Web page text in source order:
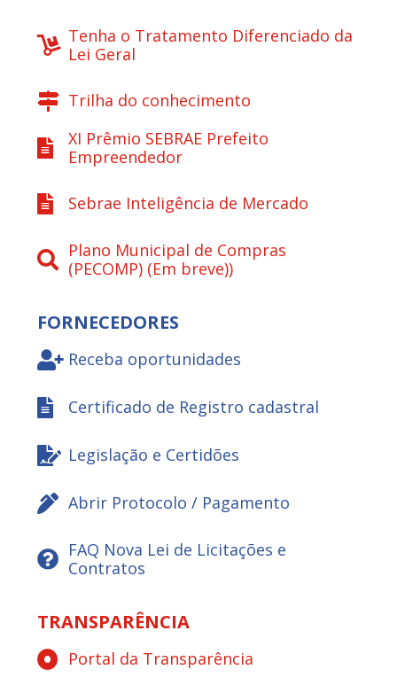
Tenha o Tratamento Diferenciado da
Lei Geral
Trilha do conhecimento
XI Prêmio SEBRAE Prefeito
Empreendedor
Sebrae Inteligência de Mercado
Plano Municipal de Compras
(PECOMP) (Em breve))
FORNECEDORES
Receba oportunidades
Certificado de Registro cadastral
Legislação e Certidões
Abrir Protocolo / Pagamento
FAQ Nova Lei de Licitações e
Contratos
TRANSPARÊNCIA
Portal da Transparência